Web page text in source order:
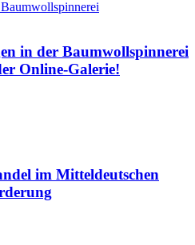
in der Baumwollspinnerei
Online-Galerie!
im Mitteldeutschen